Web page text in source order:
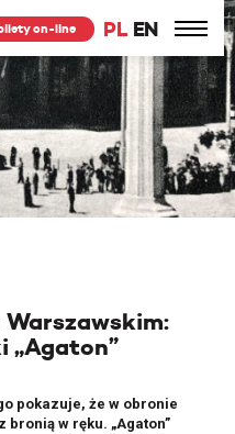
PL EN
on-line
„Agaton”
pokazuje, że w obronie
w ręku. „Agaton”